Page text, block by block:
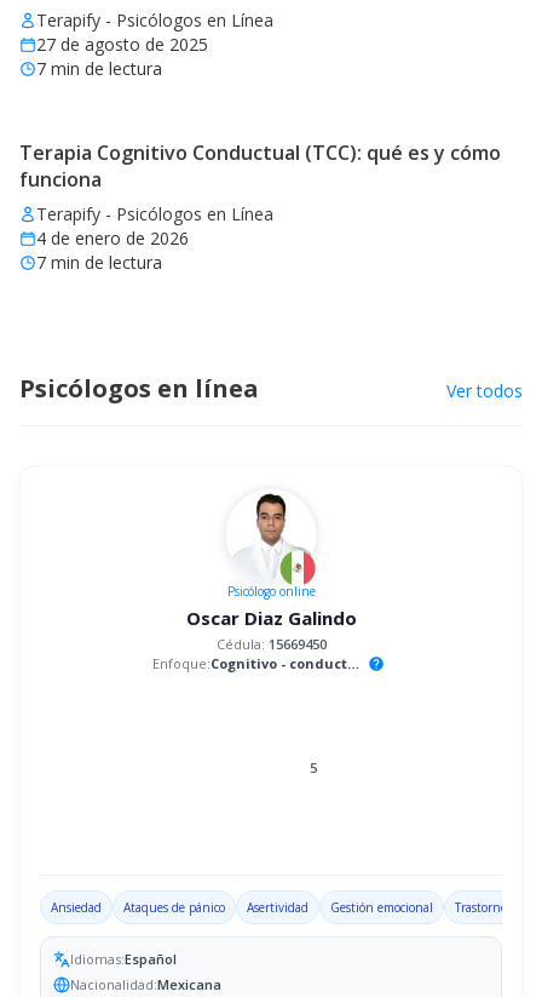
Terapify - Psicólogos en Línea
27 de agosto de 2025
7 min de lectura
Terapia Cognitivo Conductual (TCC): qué es y cómo
funciona
Terapify - Psicólogos en Línea
4 de enero de 2026
7 min de lectura
Psicólogos en línea Ver todos
Psicólogoonline
Oscar Diaz Galindo
Cédula: 15669450
Enfoque:
Cognitivo - conductual help
5
Ansiedad Ataques de pánico Asertividad Gestión emocional Trastorno por
Idiomas:Español
Nacionalidad:Mexicana